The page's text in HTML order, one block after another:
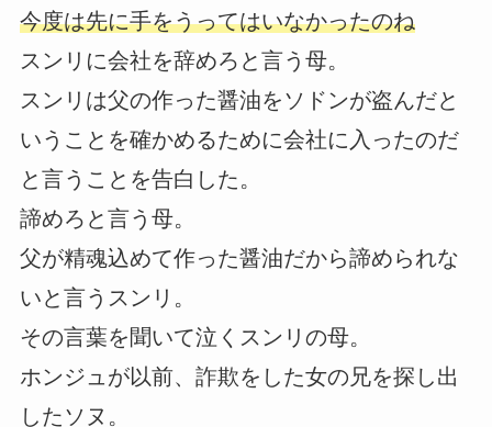
今度は先に手をうってはいなかったのね
スンリに会社を辞めろと言う母。
スンリは父の作った醤油をソドンが盗んだと
いうことを確かめるために会社に入ったのだ
と言うことを告白した。
諦めろと言う母。
父が精魂込めて作った醤油だから諦められな
いと言うスンリ。
その言葉を聞いて泣くスンリの母。
ホンジュが以前、詐欺をした女の兄を探し出
したソヌ。